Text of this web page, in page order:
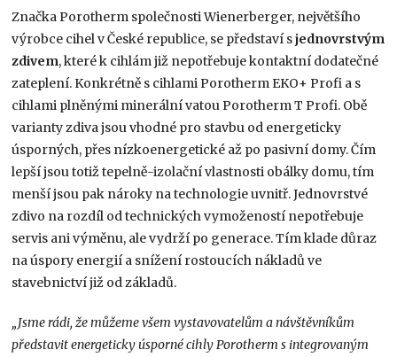
Značka Porotherm společnosti Wienerberger, největšího
výrobce cihel v České republice, se představí sjednovrstvým
zdivem, které k cihlám již nepotřebuje kontaktní dodatečné
zateplení. Konkrétně s cihlami Porotherm EKO+ Profi a s
cihlami plněnými minerální vatou Porotherm T Profi. Obě
varianty zdiva jsou vhodné pro stavbu od energeticky
úsporných, přes nízkoenergetické až po pasivní domy. Čím
lepší jsou totiž tepelně-izolační vlastnosti obálky domu, tím
menší jsou pak nároky na technologie uvnitř. Jednovrstvé
zdivo na rozdíl od technických vymožeností nepotřebuje
servis ani výměnu, ale vydrží po generace. Tím klade důraz
na úspory energií a snížení rostoucích nákladů ve
stavebnictví již od základů.
„Jsme rádi, že můžeme všem vystavovatelům a návštěvníkům
představit energeticky úsporné cihly Porotherm s integrovaným